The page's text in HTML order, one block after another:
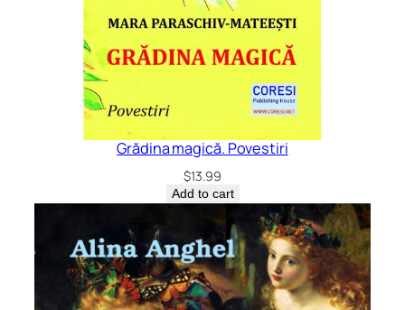
Grădina magică. Povestiri
$13.99
Add to cart